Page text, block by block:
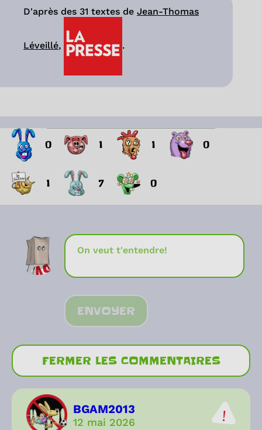
D'après des 31 textes de Jean-Thomas
Léveillé, .
0 1 1 0
1 7 0
ENVOYER
FERMER LES COMMENTAIRES
BGAM2013
12 mai 2026